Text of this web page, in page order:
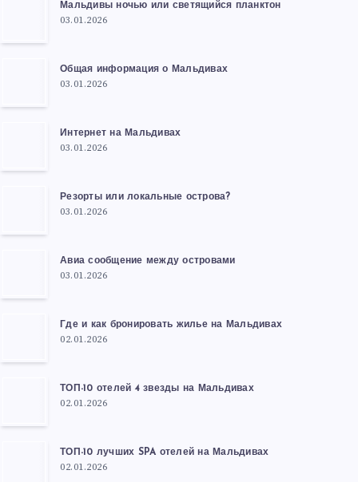
Мальдивы ночью или светящийся планктон
03.01.2026
Общая информация о Мальдивах
03.01.2026
Интернет на Мальдивах
03.01.2026
Резорты или локальные острова?
03.01.2026
Авиа сообщение между островами
03.01.2026
Где и как бронировать жилье на Мальдивах
02.01.2026
ТОП-10 отелей 4 звезды на Мальдивах
02.01.2026
ТОП-10 лучших SPA отелей на Мальдивах
02.01.2026